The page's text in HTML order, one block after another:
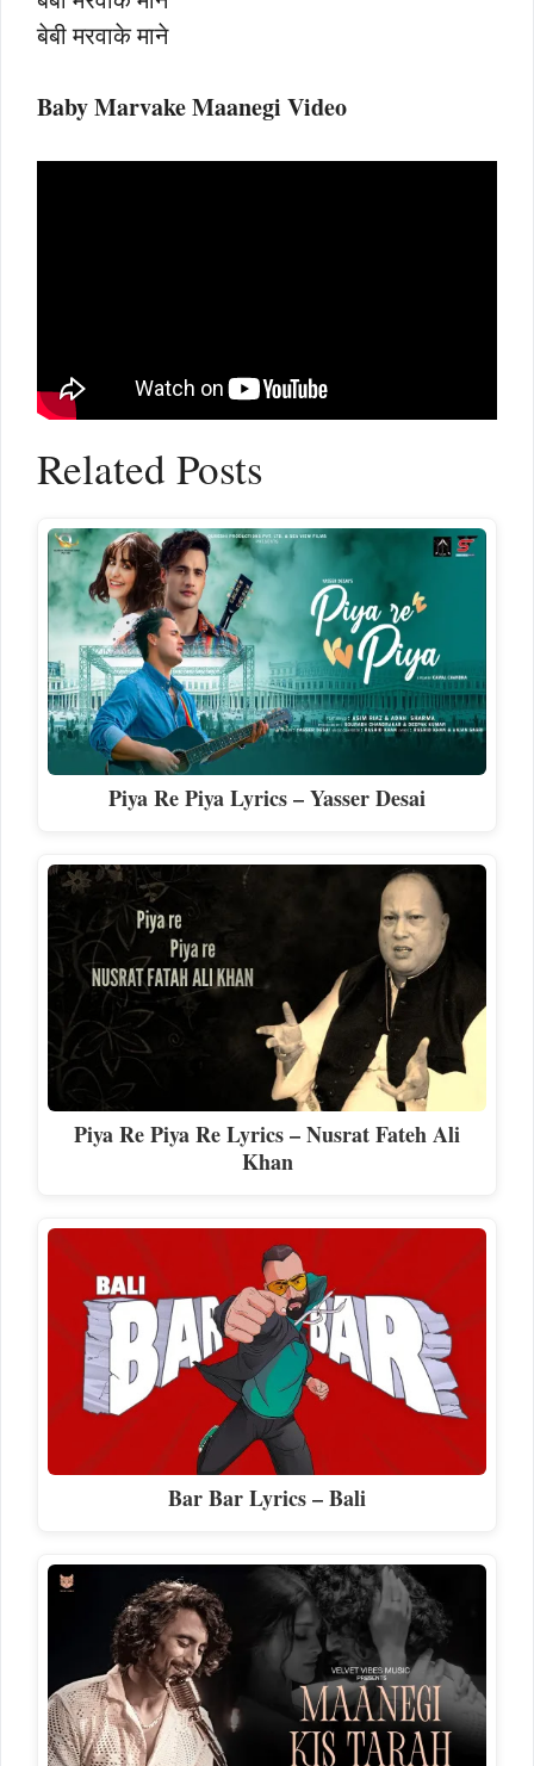
बेबी मरवाके माने
Baby Marvake Maanegi Video
Related Posts
Piya Re Piya Lyrics – Yasser Desai
Piya Re Piya Re Lyrics – Nusrat Fateh Ali
Khan
Bar Bar Lyrics – Bali